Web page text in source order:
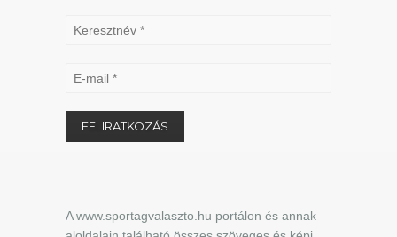
A www.sportagvalaszto.hu portálon és annak